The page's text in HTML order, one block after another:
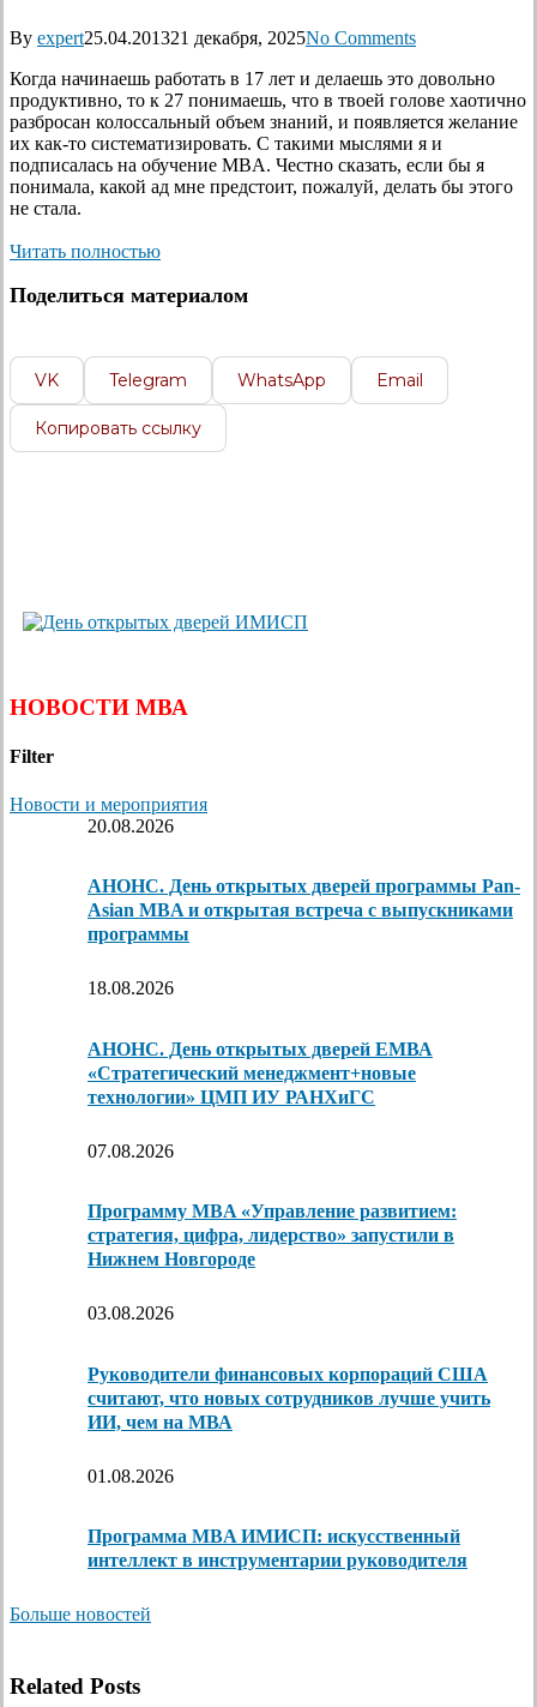
By expert25.04.201321 декабря, 2025No Comments
Когда начинаешь работать в 17 лет и делаешь это довольно
продуктивно, то к 27 понимаешь, что в твоей голове хаотично
разбросан колоссальный объем знаний, и появляется желание
их как-то систематизировать. С такими мыслями я и
подписалась на обучение MBA. Честно сказать, если бы я
понимала, какой ад мне предстоит, пожалуй, делать бы этого
не стала.
Читать полностью
Поделиться материалом
VK Telegram WhatsApp Email
Копировать ссылку
НОВОСТИ МВА
Filter
Новости и мероприятия
20.08.2026
АНОНС. День открытых дверей программы Pan-
Asian MBA и открытая встреча с выпускниками
программы
18.08.2026
АНОНС. День открытых дверей ЕМВА
«Стратегический менеджмент+новые
технологии» ЦМП ИУ РАНХиГС
07.08.2026
Программу MBA «Управление развитием:
стратегия, цифра, лидерство» запустили в
Нижнем Новгороде
03.08.2026
Руководители финансовых корпораций США
считают, что новых сотрудников лучше учить
ИИ, чем на МВА
01.08.2026
Программа MBA ИМИСП: искусственный
интеллект в инструментарии руководителя
Больше новостей
Related Posts